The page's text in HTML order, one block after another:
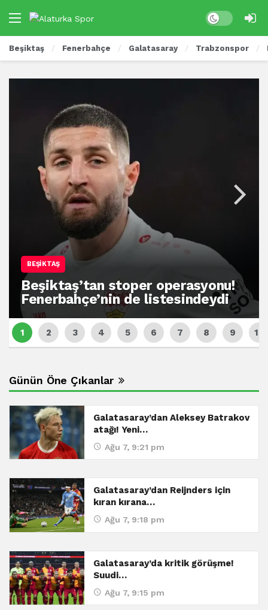
Beşiktaş Fenerbahçe Galatasaray Trabzonspor
BEŞIKTAŞ
Beşiktaş’tan stoper operasyonu!
Fenerbahçe’nin de listesindeydi
Günün Öne Çıkanlar
Galatasaray’dan Aleksey Batrakov
atağı! Yeni…
Ağu 7, 9:21 pm
Galatasaray’dan Reijnders için
kıran kırana…
Ağu 7, 9:18 pm
Galatasaray’da kritik görüşme!
Suudi…
Ağu 7, 9:15 pm